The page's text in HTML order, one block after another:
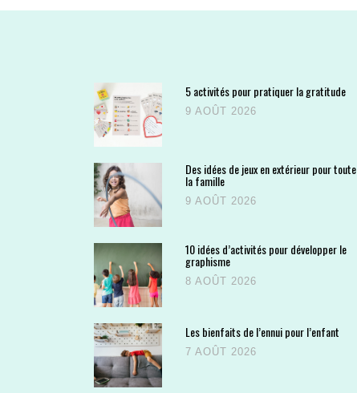
5 activités pour pratiquer la gratitude
9 AOÛT 2026
Des idées de jeux en extérieur pour toute
la famille
9 AOÛT 2026
10 idées d’activités pour développer le
graphisme
8 AOÛT 2026
Les bienfaits de l’ennui pour l’enfant
7 AOÛT 2026